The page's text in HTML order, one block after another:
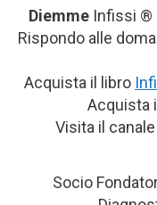
Diemme Infissi ®
Rispondo alle
Acquista il libro
Acquista
Visita il canale
Socio